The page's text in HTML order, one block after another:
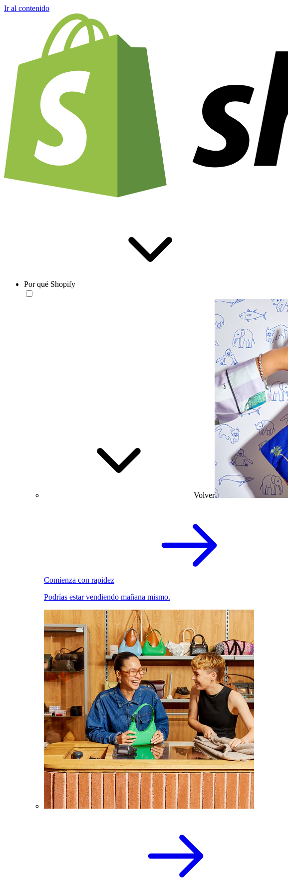
Ir al contenido
Por qué Shopify
Volver
Comienza con rapidez
Podrías estar vendiendo mañana mismo.